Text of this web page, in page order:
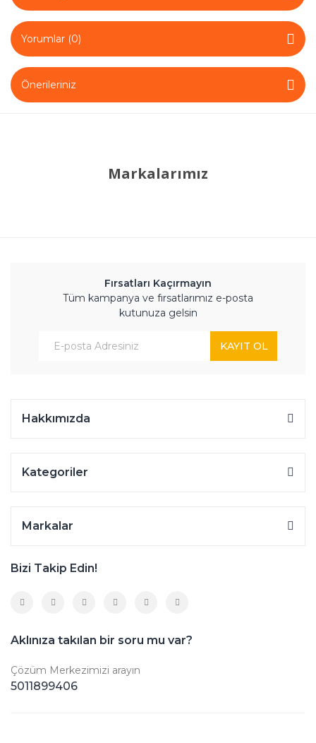
Yorumlar (0)
Önerileriniz
Markalarımız
Fırsatları Kaçırmayın
Tüm kampanya ve fırsatlarımız e-posta
kutunuza gelsin
KAYIT OL
Hakkımızda
Kategoriler
Markalar
Bizi Takip Edin!
Aklınıza takılan bir soru mu var?
Çözüm Merkezimizi arayın
5011899406